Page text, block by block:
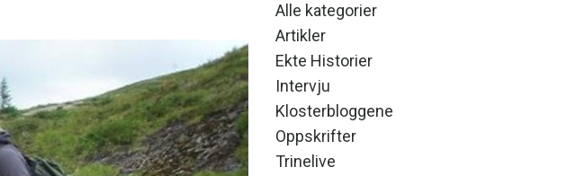
Alle kategorier
Artikler
Ekte Historier
Intervju
Klosterbloggene
Oppskrifter
Trinelive